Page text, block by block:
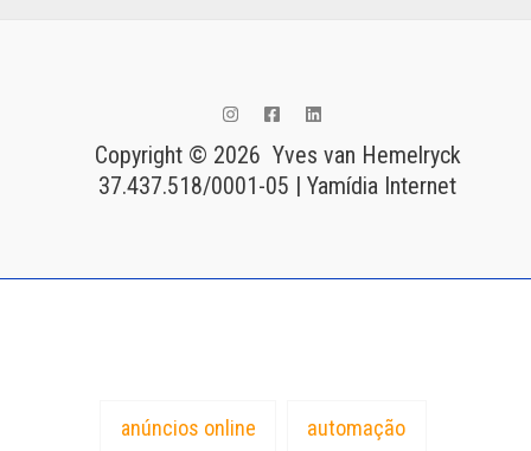
Copyright © 2026 Yves van Hemelryck
37.437.518/0001-05 | Yamídia Internet
anúncios online automação